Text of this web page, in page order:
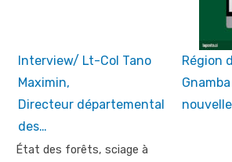
Interview/ Lt-Col Tano
Maximin,
Directeur départemental
des…
État des forêts, sciage à
Région